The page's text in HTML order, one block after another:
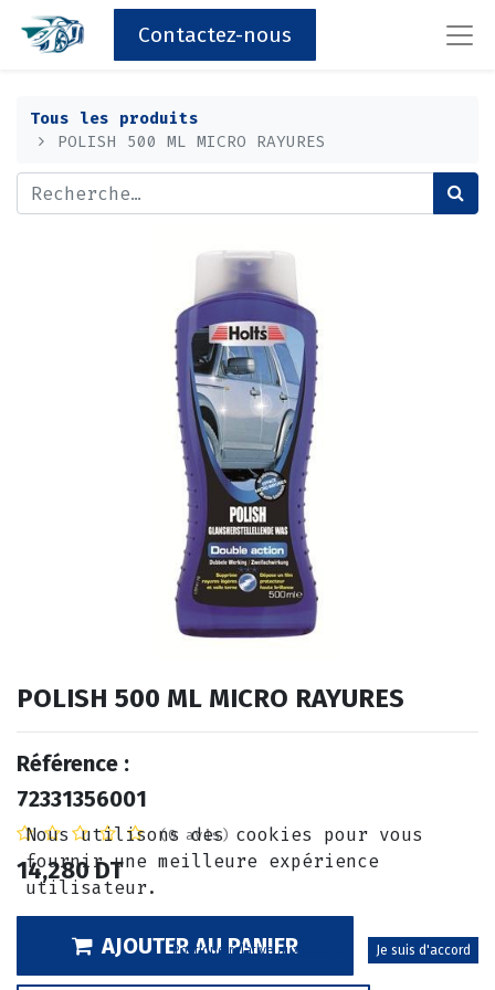
Contactez-nous
Tous les produits
POLISH 500 ML MICRO RAYURES
POLISH 500 ML MICRO RAYURES
Référence :
72331356001
(0 avis)
14,280DT
AJOUTER AU PANIER
Nous utilisons des cookies pour vous
fournir une meilleure expérience
utilisateur.
Politique relative aux cookies Je suis d'accord